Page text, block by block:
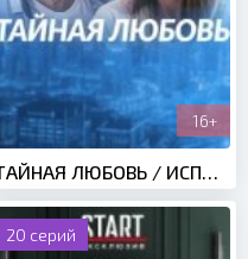
16+
ТАЙНАЯ ЛЮБОВЬ / ИСПЫТАНИЕ (2019)
20 серий